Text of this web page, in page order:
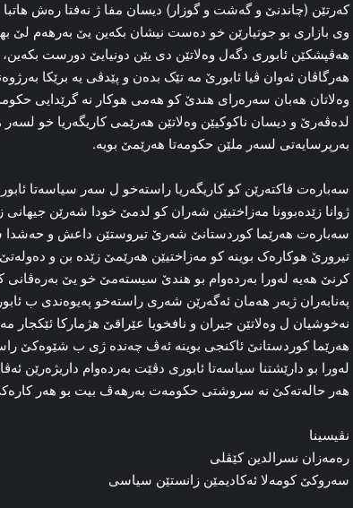
کەرتێن (چاندنێ و گەشت و گوزار) دیسان مفا ژ نەفتا رەش هاتبا
وى بازارى بو جوتیارێن خو دەست نیشان بکەین یێ بەرهەم لێ
هەڤپشکێن ئابورى دگەل وەلاتێن دی یێن دونیایێ دورست بکەین،
هەرگاڤان ئەوان ڤیا ئابورێ مە تێک بدەن و پێدڤی یە برێکا
وەلاتان هەبان سەرەراى هندێ کو هەمى هوکار نە گرێدایی
لدەڤەرێ و دیسان ناکوکیێن وەلاتێن هەرێمى کاریگەریا خو
بەرپرسایەتى لسەر ملێن حکومەتا هەرێمێ بویە.
سەبارەت فاکتەرێن کو کاریگەریا راستەخو ل سەر سیاسەتا
ژوانا زێدەبوونا مەزاختیێن شەران کو لدمێ خودا شەرێن جیهانى
سەبارەت هەرێما کوردستانێ شەرێ تیروستێن داعش و حەشدا
تیرورێ هوکارەک بوینە کو مەزاختیێن هەرێمێ زێدە بن و
کرنێ هەیە لەورا بەردەوام بو هندێ سیستەمێ خو یێ بەرەڤانى
پەنابەران ژبەر هەمان ئەگەرێن شەرى راستەخو پەیوەندى ب
نەخوشیان ل وەلاتێن جیران و نافخویا عێراقێ هژمارکا ئێکجار
هەرێما کوردستانێ ئاکنجی بوینە ئەڤ چەندە ژى ب شێوەکێ
لەورا بو دارێشتنا سیاسەتا ئابورى دڤێت بەردەوام داریژەرێن
هەر حالەتەکێ نە سروشتى حکومەت بەرهەڤ بیت بو هەر
نڤیسینا
رەمەزان نسرالدین کێڤلى
سەروکێ کومەلا ئەکادیمێن زانستێن سیاسى